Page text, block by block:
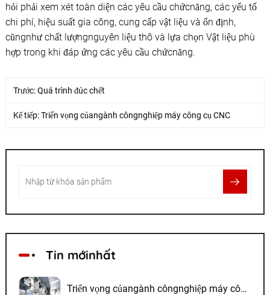
hỏi phải xem xét toàn diện các yêu cầu chứcnăng, các yếu tố
chi phí, hiệu suất gia công, cung cấp vật liệu và ổn định,
cũngnhư chất lượngnguyên liệu thô và lựa chọn Vật liệu phù
hợp trong khi đáp ứng các yêu cầu chứcnăng.
Trước:Quá trình đúc chết
Kế tiếp:Triển vọng củangành côngnghiệp máy công cụ CNC
Tin mớinhất
Triển vọng củangành côngnghiệp máy công cụ CNC